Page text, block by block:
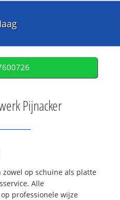
Pijnacker
zowel op schuine als platte
Alle
professionele wijze